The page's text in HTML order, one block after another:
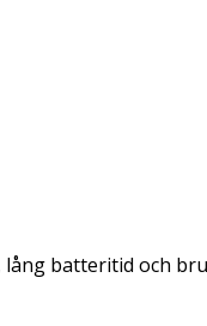
batteritid och